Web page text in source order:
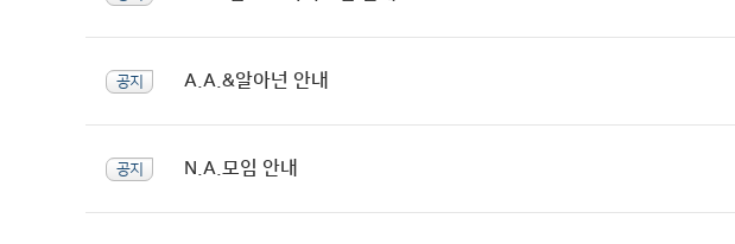
공지 A.A.&알아넌 안내
공지 N.A.모임 안내